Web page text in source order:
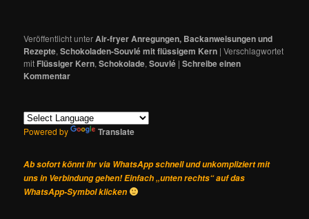
Veröffentlicht unterAir-fryer Anregungen, Backanweisungen und
Rezepte,Schokoladen-Souvlé mit flüssigem Kern |Verschlagwortet
mit Flüssiger Kern,Schokolade,Souvlé |Schreibe einen
Kommentar
Powered by Translate
Ab sofort könnt ihr via WhatsApp schnell und unkompliziert mit
uns in Verbindung gehen! Einfach „unten rechts“ auf das
WhatsApp-Symbol klicken